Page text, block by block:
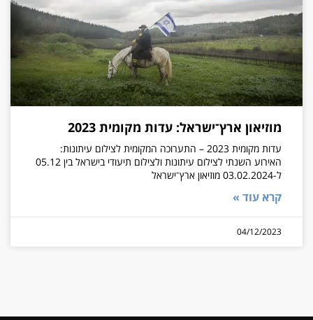
מוזיאון ארץ־ישראל: עדות מקומית 2023
עדות מקומית 2023 – התערוכה המקומית לצילום עיתונות:
האירוע השנתי לצילום עיתונות ולצילום תיעודי בישראל בין 05.12
ל-03.02.2024 מוזיאון ארץ־ישראל
קרא עוד »
04/12/2023